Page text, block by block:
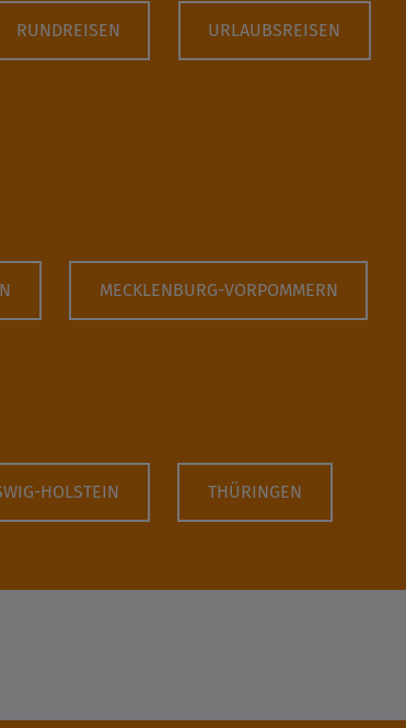
RUNDREISEN URLAUBSREISEN
MECKLENBURG-VORPOMMERN
HOLSTEIN THÜRINGEN